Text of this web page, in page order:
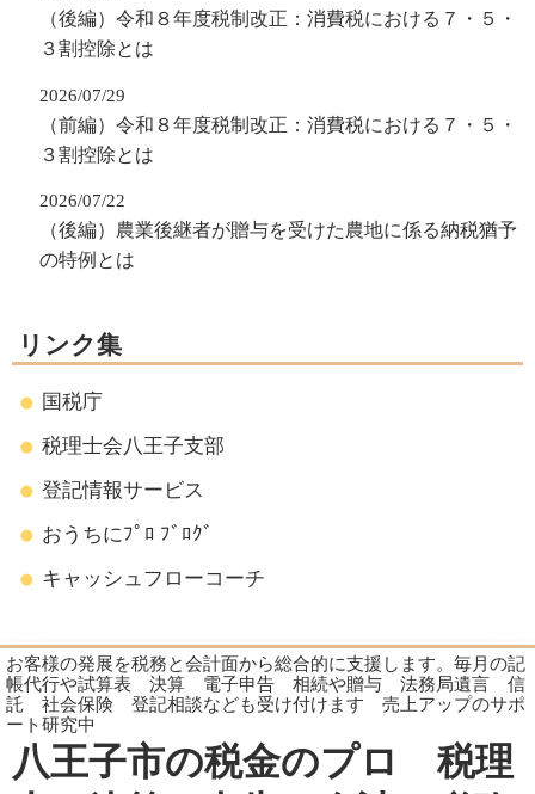
（後編）令和８年度税制改正：消費税における７・５・
３割控除とは
2026/07/29
（前編）令和８年度税制改正：消費税における７・５・
３割控除とは
2026/07/22
（後編）農業後継者が贈与を受けた農地に係る納税猶予
の特例とは
リンク集
国税庁
税理士会八王子支部
登記情報サービス
おうちにﾌﾟﾛ ﾌﾞﾛｸﾞ
キャッシュフローコーチ
お客様の発展を税務と会計面から総合的に支援します。毎月の記
帳代行や試算表 決算 電子申告 相続や贈与 法務局遺言 信
託 社会保険 登記相談なども受け付けます 売上アップのサポ
ート研究中
八王子市の税金のプロ 税理